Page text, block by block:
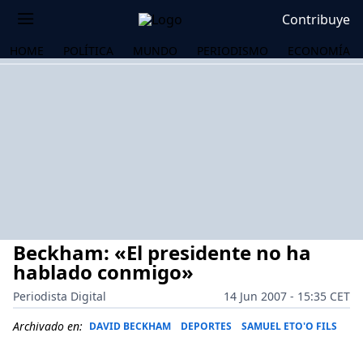
Contribuye
HOME POLÍTICA MUNDO PERIODISMO ECONOMÍA
Beckham: «El presidente no ha
hablado conmigo»
Periodista Digital
14 Jun 2007 - 15:35 CET
Archivado en: DAVID BECKHAM DEPORTES SAMUEL ETO'O FILS